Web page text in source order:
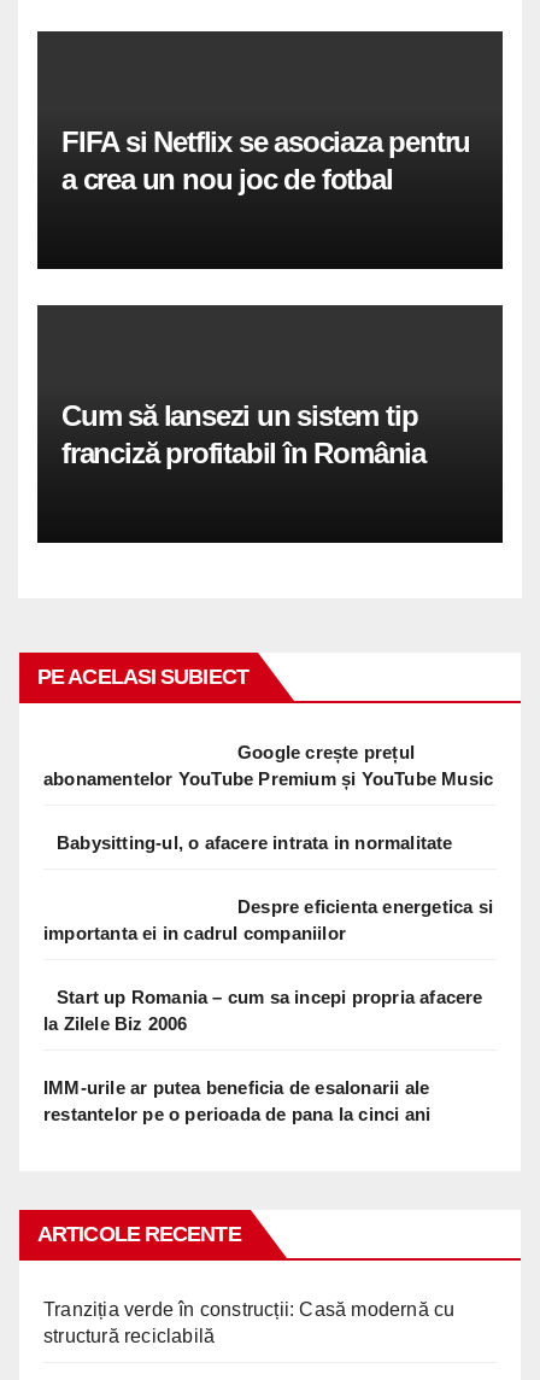
FIFA si Netflix se asociaza pentru
a crea un nou joc de fotbal
Cum să lansezi un sistem tip
franciză profitabil în România
PE ACELASI SUBIECT
Google crește prețul
abonamentelor YouTube Premium și YouTube Music
Babysitting-ul, o afacere intrata in normalitate
Despre eficienta energetica si
importanta ei in cadrul companiilor
Start up Romania – cum sa incepi propria afacere
la Zilele Biz 2006
IMM-urile ar putea beneficia de esalonarii ale
restantelor pe o perioada de pana la cinci ani
ARTICOLE RECENTE
Tranziția verde în construcții: Casă modernă cu
structură reciclabilă